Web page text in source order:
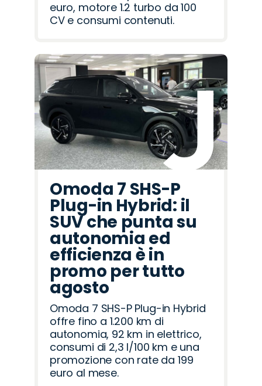
euro, motore 1.2 turbo da 100
CV e consumi contenuti.
Omoda 7 SHS-P
Plug-in Hybrid: il
SUV che punta su
autonomia ed
efficienza è in
promo per tutto
agosto
Omoda 7 SHS-P Plug-in Hybrid
offre fino a 1.200 km di
autonomia, 92 km in elettrico,
consumi di 2,3 l/100 km e una
promozione con rate da 199
euro al mese.